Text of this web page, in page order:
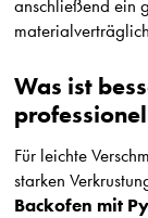
anschließend ein
Was ist
Für leichte
starken
Backofen mit